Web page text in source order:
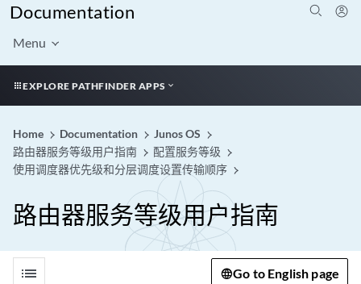
Documentation
Menu
EXPLORE PATHFINDER APPS
Home Documentation
Junos OS
路由器服务等级用户指南
配置服务等级
使用调度器优先级和分层调度设置传输顺序
路由器服务等级用户指南
list Go to English page